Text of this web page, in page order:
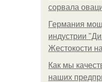
сорвала
Германия
индустрии
Жестокости
Как мы
наших